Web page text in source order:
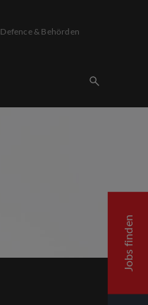
Defence & Behörden
Jobs finden